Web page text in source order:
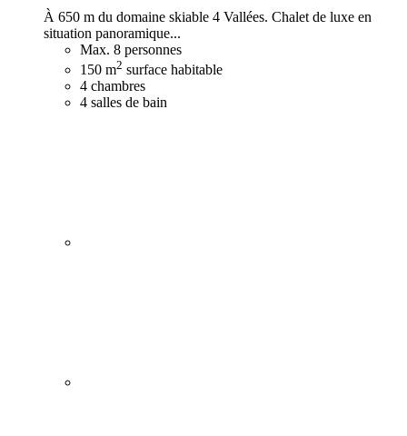
À 650 m du domaine skiable 4 Vallées. Chalet de luxe en
situation panoramique...
Max. 8 personnes
150 m2 surface habitable
4 chambres
4 salles de bain